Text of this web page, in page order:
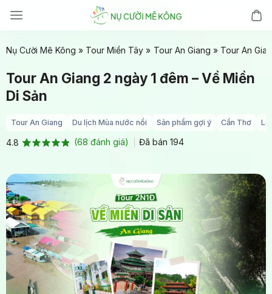
đến
dung
Nụ Cười Mê Kông » Tour Miền Tây » Tour An Giang » Tour An
Tour An Giang 2 ngày 1 đêm – Về Miền
Di Sản
Tour An Giang Du lịch Mùa nước nổi Sản phẩm gợi ý Cần Thơ
4.8
đánh giá
(68 đánh giá) Đã bán 194